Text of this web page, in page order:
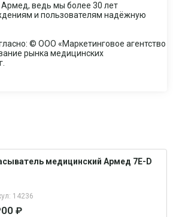
ведь мы более 30 лет
и пользователям надёжную
© ООО «Маркетинговое агентство
рынка медицинских
медицинский Армед 7E-D
14236
₽